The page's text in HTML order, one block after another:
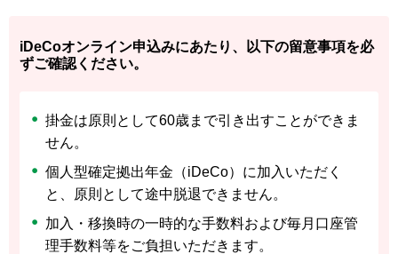
iDeCoオンライン申込みにあたり、以下の留意事項を必
ずご確認ください。
掛金は原則として60歳まで引き出すことができま
せん。
個人型確定拠出年金（iDeCo）に加入いただく
と、原則として途中脱退できません。
加入・移換時の一時的な手数料および毎月口座管
理手数料等をご負担いただきます。